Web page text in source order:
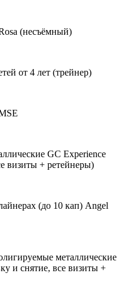
(несъёмный)
от 4 лет (трейнер)
GC Experience
визиты + ретейнеры)
(до 10 кап) Angel
металлические
и снятие, все визиты +